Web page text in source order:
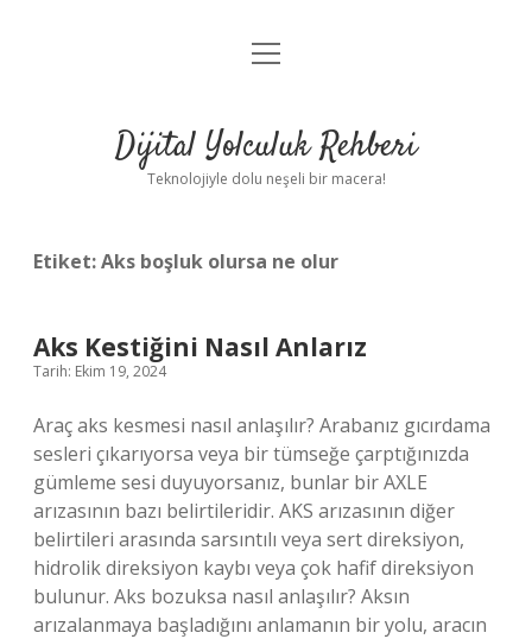
Anasayfa
Yasal Uyarı
menüyü
Dijital Yolculuk Rehberi
Teknolojiyle dolu neşeli bir macera!
Etiket:Aks boşluk olursa ne olur
Aks Kestiğini Nasıl Anlarız
Tarih: Ekim 19, 2024
Araç aks kesmesi nasıl anlaşılır? Arabanız gıcırdama
sesleri çıkarıyorsa veya bir tümseğe çarptığınızda
gümleme sesi duyuyorsanız, bunlar bir AXLE
arızasının bazı belirtileridir. AKS arızasının diğer
belirtileri arasında sarsıntılı veya sert direksiyon,
hidrolik direksiyon kaybı veya çok hafif direksiyon
bulunur. Aks bozuksa nasıl anlaşılır? Aksın
arızalanmaya başladığını anlamanın bir yolu, aracın